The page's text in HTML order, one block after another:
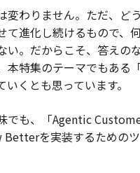
変わりません。ただ、ど
て進化し続けるもので、
い。だからこそ、答えの
本特集のテーマでもある
くとも思っています。
でも、「Agentic
Betterを実装するための